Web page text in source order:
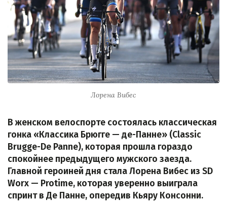
Лорена Вибес
В женском велоспорте состоялась классическая
гонка «Классика Брюгге — де-Панне» (Classic
Brugge-De Panne), которая прошла гораздо
спокойнее предыдущего мужского заезда.
Главной героиней дня стала Лорена Вибес из SD
Worx — Protime, которая уверенно выиграла
спринт в Де Панне, опередив Кьяру Консонни.